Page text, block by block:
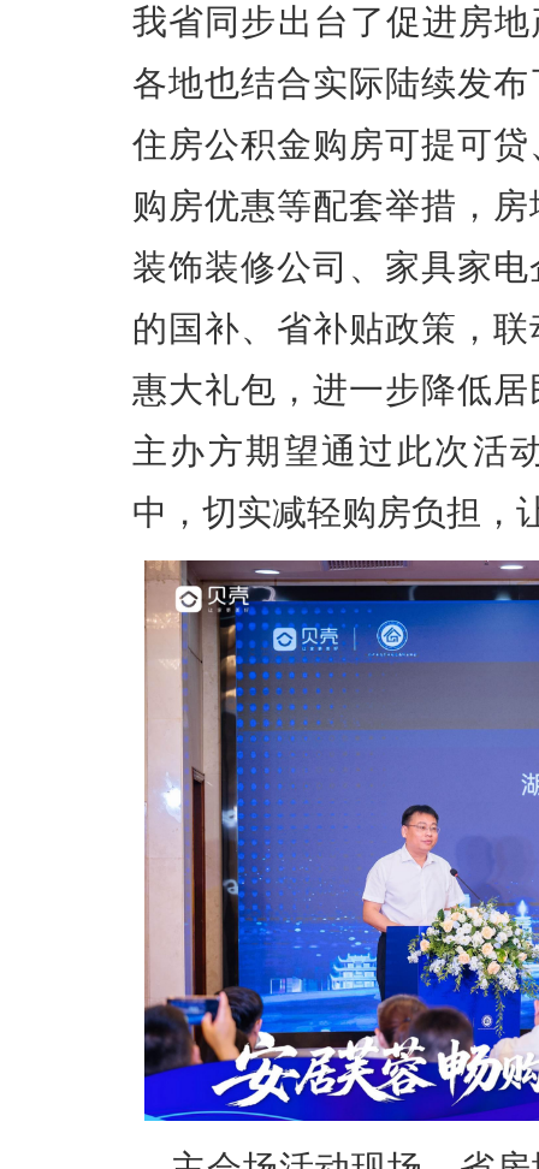
我省同步出台了促进房
各地也结合实际陆续发
住房公积金购房可提可
购房优惠等配套举措，
装饰装修公司、家具家
的国补、省补贴政策，
惠大礼包，进一步降低
主办方期望通过此次活
中，切实减轻购房负担，